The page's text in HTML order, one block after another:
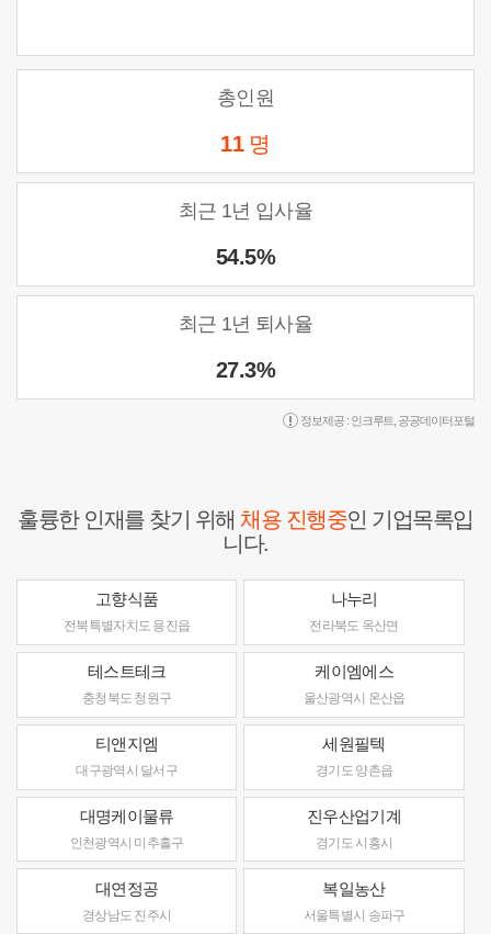
총인원
11 명
최근 1년 입사율
54.5%
최근 1년 퇴사율
27.3%
정보제공 : 인크루트 공공데이터포털
훌륭한 인재를 찾기 위해채용 진행중인 기업목록입
니다.
고향식품
전북특별자치도 용진읍
나누리
전라북도 옥산면
테스트테크
충청북도 청원구
케이엠에스
울산광역시 온산읍
티앤지엠
대구광역시 달서구
세원필텍
경기도 양촌읍
대명케이물류
인천광역시 미추홀구
진우산업기계
경기도 시흥시
대연정공
경상남도 진주시
복일농산
서울특별시 송파구